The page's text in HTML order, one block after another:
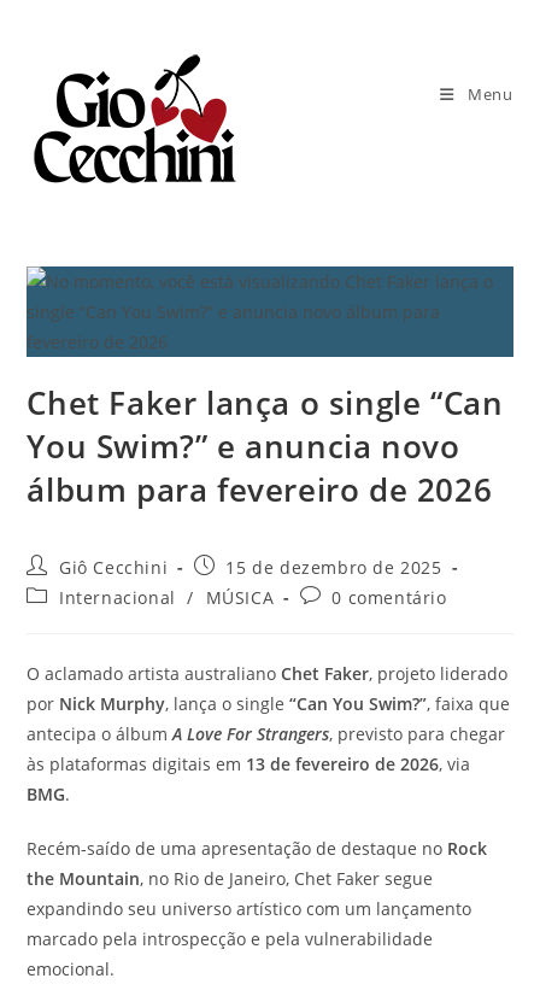
conteúdo
Menu
Chet Faker lança o single “Can
You Swim?” e anuncia novo
álbum para fevereiro de 2026
Autor
do
post:
Giô Cecchini
Post
publicado:
15 de dezembro de 2025
Categoria
Internacional / MÚSICA
Comentários
0 comentário
O aclamado artista australianoChet Faker, projeto liderado
por Nick Murphy, lança o single“Can You Swim?”, faixa que
antecipa o álbumA Love For Strangers, previsto para chegar
às plataformas digitais em 13 de fevereiro de 2026, via
BMG.
Recém-saído de uma apresentação de destaque no Rock
the Mountain, no Rio de Janeiro, Chet Faker segue
expandindo seu universo artístico com um lançamento
marcado pela introspecção e pela vulnerabilidade
emocional.